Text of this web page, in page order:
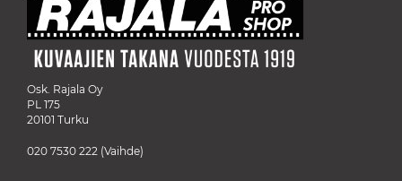
Osk. Rajala Oy
PL 175
20101 Turku
020 7530 222 (Vaihde)